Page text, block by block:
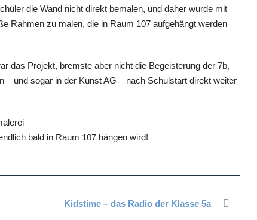
die Wand nicht direkt bemalen, und daher wurde mit
Rahmen zu malen, die in Raum 107 aufgehängt werden
das Projekt, bremste aber nicht die Begeisterung der 7b,
– und sogar in der Kunst AG – nach Schulstart direkt weiter
bald in Raum 107 hängen wird!
Kidstime – das Radio der Klasse 5a